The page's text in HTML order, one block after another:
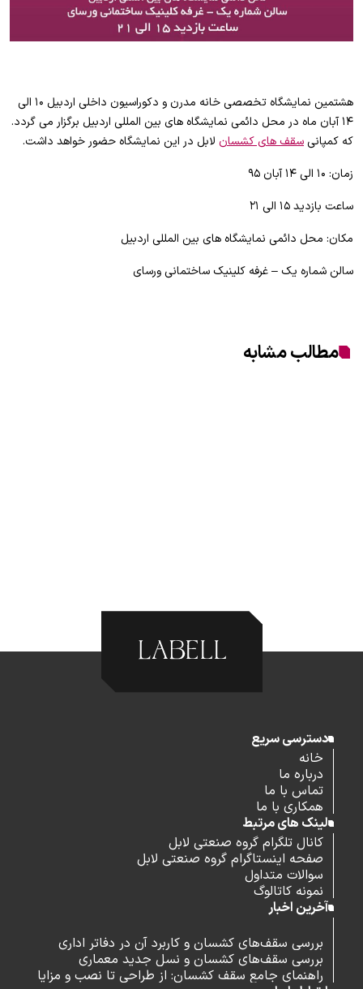
هشتمین نمایشگاه تخصصی خانه مدرن و دکوراسیون داخلی اردبیل ۱۰ الی
۱۴ آبان ماه در محل دائمی نمایشگاه های بین المللی اردبیل برگزار می گردد.
که کمپانی سقف های کشسان لابل در این نمایشگاه حضور خواهد داشت.
زمان: ۱۰ الی ۱۴ آبان ۹۵
ساعت بازدید ۱۵ الی ۲۱
مکان: محل دائمی نمایشگاه های بین المللی اردبیل
سالن شماره یک – غرفه کلینیک ساختمانی ورسای
مطالب مشابه
دسترسی سریع
خانه
درباره ما
تماس با ما
همکاری با ما
لینک های مرتبط
کانال تلگرام گروه صنعتی لابل
صفحه اینستاگرام گروه صنعتی لابل
سوالات متداول
نمونه کاتالوگ
آخرین اخبار
بررسی سقف‌های کشسان و کاربرد آن در دفاتر اداری
بررسی سقف‌های کشسان و نسل جدید معماری
راهنمای جامع سقف کشسان: از طراحی تا نصب و مزایا